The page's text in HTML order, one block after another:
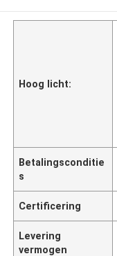
Hoog licht:
Betalingsconditie
s
Certificering
Levering
vermogen